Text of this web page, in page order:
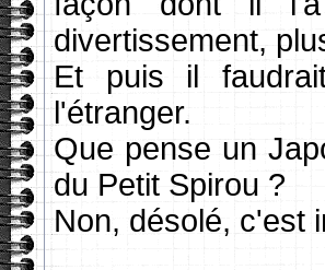
divertissement,
Et puis il
l'étranger.
Que pense un
du Petit Spirou ?
Non, désolé, c'est